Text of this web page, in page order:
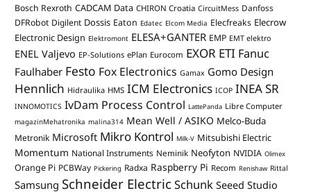
Bosch Rexroth CADCAM Data CHIRON Croatia CircuitMess Danfoss
DFRobot Digilent Dossis Eaton Edatec Elcom Media Elecfreaks Elecrow
Electronic Design Elektromont ELESA+GANTER EMP EMT elektro
ENEL Valjevo EP-Solutions ePlan Eurocom EXOR ETI Fanuc
Faulhaber Festo Fox Electronics Gamax Gomo Design
Hennlich Hidraulika HMS ICM Electronics ICOP INEA SR
INNOMOTICS IvDam Process Control LattePanda Libre Computer
magazinMehatronika malina314 Mean Well / ASIKO Melco-Buda
Metronik Microsoft Mikro Kontrol Milk-V Mitsubishi Electric
Momentum National Instruments Neminik Neofyton NVIDIA Olimex
Orange Pi PCBWay Pickering Radxa Raspberry Pi Recom Renishaw Rittal
Samsung Schneider ElectricSchunk Seeed Studio